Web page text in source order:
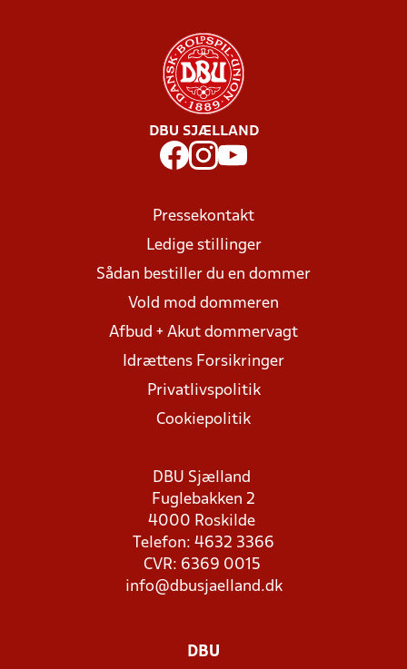
DBU SJÆLLAND
Pressekontakt
Ledige stillinger
Sådan bestiller du en dommer
Vold mod dommeren
Afbud + Akut dommervagt
Idrættens Forsikringer
Privatlivspolitik
Cookiepolitik
DBU Sjælland
Fuglebakken 2
4000 Roskilde
Telefon: 4632 3366
CVR: 6369 0015
info@dbusjaelland.dk
DBU